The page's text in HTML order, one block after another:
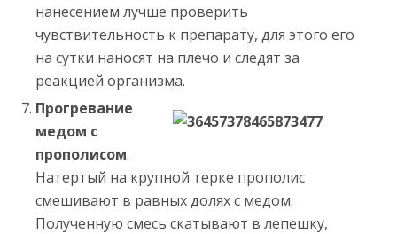
нанесением лучше проверить
чувствительность к препарату, для этого его
на сутки наносят на плечо и следят за
реакцией организма.
Прогревание
медом с
прополисом.
Натертый на крупной терке прополис
смешивают в равных долях с медом.
Полученную смесь скатывают в лепешку,